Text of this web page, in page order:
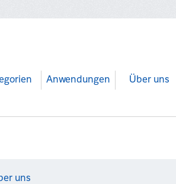
Anwendungen Über uns
uns